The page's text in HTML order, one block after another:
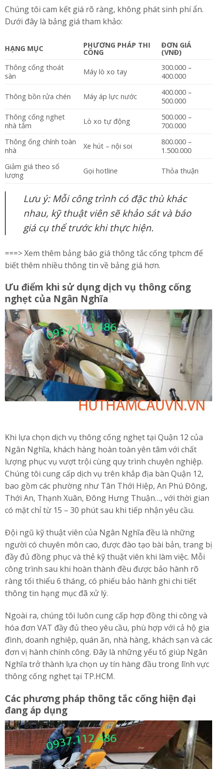
Chúng tôi cam kết giá rõ ràng, không phát sinh phí ẩn.
Dưới đây là bảng giá tham khảo:
HẠNG MỤC PHƯƠNG PHÁP THI
CÔNG
ĐƠN GIÁ
(VNĐ)
Thông cống thoát
sàn
Máy lò xo tay
300.000 –
400.000
Thông bồn rửa chén Máy áp lực nước
400.000 –
500.000
Thông cống nghẹt
nhà tắm
Lò xo tự động
500.000 –
700.000
Thông ống chính toàn
nhà
Xe hút – nội soi
800.000 –
1.500.000
Giảm giá theo số
lượng
Gọi hotline Thỏa thuận
Lưu ý: Mỗi công trình có đặc thù khác
nhau, kỹ thuật viên sẽ khảo sát và báo
giá cụ thể trước khi thực hiện.
===> Xem thêm bảng báo giá thông tắc cống tphcm để
biết thêm nhiều thông tin về bảng giá hơn.
Ưu điểm khi sử dụng dịch vụ thông cống
nghẹt của Ngân Nghĩa
Khi lựa chọn dịch vụ thông cống nghẹt tại Quận 12 của
Ngân Nghĩa, khách hàng hoàn toàn yên tâm với chất
lượng phục vụ vượt trội cùng quy trình chuyên nghiệp.
Chúng tôi cung cấp dịch vụ trên khắp địa bàn Quận 12,
bao gồm các phường như Tân Thới Hiệp, An Phú Đông,
Thới An, Thạnh Xuân, Đông Hưng Thuận…, với thời gian
có mặt chỉ từ 15 – 30 phút sau khi tiếp nhận yêu cầu.
Đội ngũ kỹ thuật viên của Ngân Nghĩa đều là những
người có chuyên môn cao, được đào tạo bài bản, trang bị
đầy đủ đồng phục và thẻ kỹ thuật viên khi làm việc. Mỗi
công trình sau khi hoàn thành đều được bảo hành rõ
ràng tối thiểu 6 tháng, có phiếu bảo hành ghi chi tiết
thông tin hạng mục đã xử lý.
Ngoài ra, chúng tôi luôn cung cấp hợp đồng thi công và
hóa đơn VAT đầy đủ theo yêu cầu, phù hợp với cả hộ gia
đình, doanh nghiệp, quán ăn, nhà hàng, khách sạn và các
đơn vị hành chính công. Đây là những yếu tố giúp Ngân
Nghĩa trở thành lựa chọn uy tín hàng đầu trong lĩnh vực
thông cống nghẹt tại TP.HCM.
Các phương pháp thông tắc cống hiện đại
đang áp dụng